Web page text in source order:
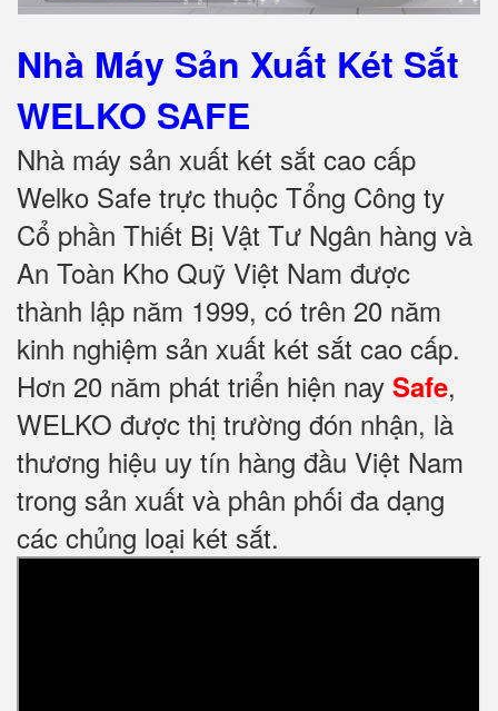
Nhà Máy Sản Xuất Két Sắt
WELKO SAFE
Nhà máy sản xuất két sắt cao cấp
Welko Safe trực thuộc Tổng Công ty
Cổ phần Thiết Bị Vật Tư Ngân hàng và
An Toàn Kho Quỹ Việt Nam được
thành lập năm 1999, có trên 20 năm
kinh nghiệm sản xuất két sắt cao cấp.
Hơn 20 năm phát triển hiện nay Safe,
WELKO được thị trường đón nhận, là
thương hiệu uy tín hàng đầu Việt Nam
trong sản xuất và phân phối đa dạng
các chủng loại két sắt.